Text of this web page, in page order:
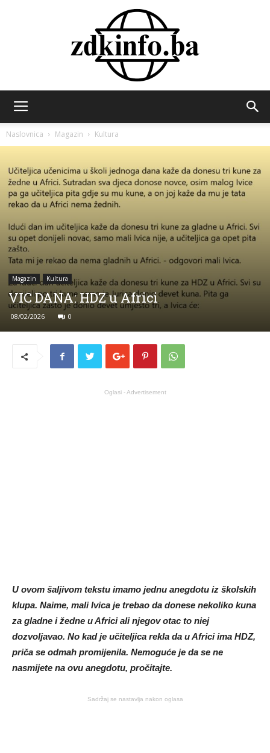
INFO
Naslovnica Magazin Kultura
Magazin Kultura
VIC DANA: HDZ u Africi
08/02/2026 0
Oglasi - Advertisement
U ovom šaljivom tekstu imamo jednu anegdotu iz školskih
klupa. Naime, mali Ivica je trebao da donese nekoliko kuna
za gladne i žedne u Africi ali njegov otac to niej
dozvoljavao. No kad je učiteljica rekla da u Africi ima HDZ,
priča se odmah promijenila. Nemoguće je da se ne
nasmijete na ovu anegdotu, pročitajte.
Sadržaj se nastavlja nakon oglasa